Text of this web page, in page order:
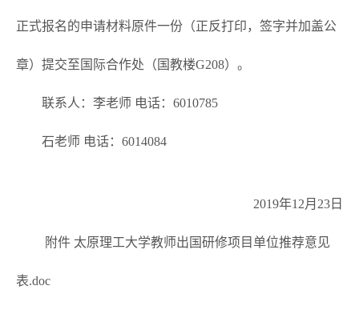
正式报名的申请材料原件一份（正反打印，签字并加盖公
章）提交至国际合作处（国教楼G208）。
联系人：李老师 电话：6010785
石老师 电话：6014084
2019年12月23日
附件 太原理工大学教师出国研修项目单位推荐意见
表.doc